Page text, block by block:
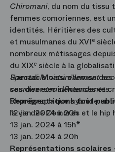
Chiromani, du nom du tissu
femmes comoriennes, est
identités. Héritières des
et musulmanes du XVIe
nombreux métissages
du XIXe siècle à la
Hamadi Moissi s’amuse
ces diverses influences et
chorégraphique hybride
la vie des Comores et le hip
Spectacle naturellement
sourdes et malentendantes.
Représentations tout
12 jan. 2024 à 20h
13 jan. 2024 à 15h*
13 jan. 2024 à 20h
Représentations scolaires